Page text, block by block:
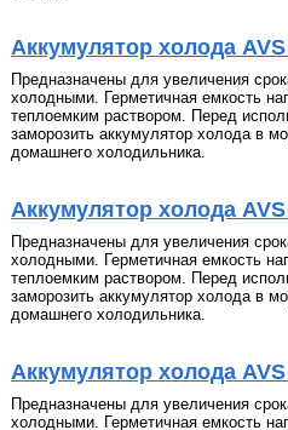
Аккумулятор холода
Предназначены для увеличения
холодными. Герметичная емкость
теплоемким раствором. Перед
заморозить аккумулятор холода в
домашнего холодильника.
Аккумулятор холода
Предназначены для увеличения
холодными. Герметичная емкость
теплоемким раствором. Перед
заморозить аккумулятор холода в
домашнего холодильника.
Аккумулятор холода
Предназначены для увеличения
холодными. Герметичная емкость